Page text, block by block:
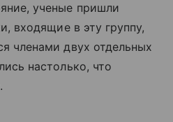
ученые пришли
входящие в эту группу,
членами двух отдельных
настолько, что